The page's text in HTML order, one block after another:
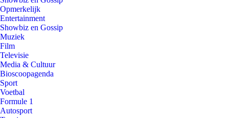
Opmerkelijk
Entertainment
Showbiz en Gossip
Muziek
Film
Televisie
Media & Cultuur
Bioscoopagenda
Sport
Voetbal
Formule 1
Autosport